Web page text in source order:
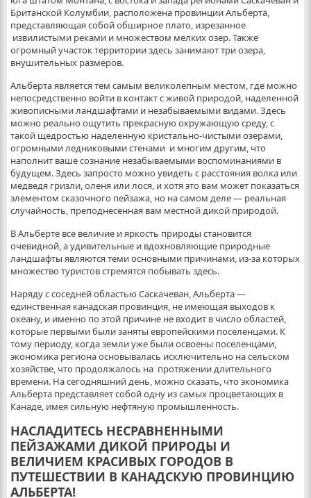
Британской Колумбии, расположена провинции Альберта,
представляющая собой обширное плато, изрезанное
извилистыми реками и множеством мелких озер. Также
огромный участок территории здесь занимают три озера,
внушительных размеров.
Альберта является тем самым великолепным местом, где можно
непосредственно войти в контакт с живой природой, наделенной
живописными ландшафтами и незабываемыми видами. Здесь
можно реально ощутить прекрасную окружающую среду, с
такой щедростью наделенную кристально-чистыми озерами,
огромными ледниковыми стенами и многим другим, что
наполнит ваше сознание незабываемыми воспоминаниями в
будущем. Здесь запросто можно увидеть с расстояния волка или
медведя гризли, оленя или лося, и хотя это вам может показаться
элементом сказочного пейзажа, но на самом деле — реальная
случайность, преподнесенная вам местной дикой природой.
В Альберте все величие и яркость природы становится
очевидной, а удивительные и вдохновляющие природные
ландшафты являются теми основными причинами, из-за которых
множество туристов стремятся побывать здесь.
Наряду с соседней областью Саскачеван, Альберта —
единственная канадская провинция, не имеющая выходов к
океану, и именно по этой причине не входит в число областей,
которые первыми были заняты европейскими поселенцами. К
тому периоду, когда земли уже были освоены поселенцами,
экономика региона основывалась исключительно на сельском
хозяйстве, что продолжалось на протяжении длительного
времени. На сегодняшний день, можно сказать, что экономика
Альберта представляет собой одну из самых процветающих в
Канаде, имея сильную нефтяную промышленность.
НАСЛАДИТЕСЬ НЕСРАВНЕННЫМИ
ПЕЙЗАЖАМИ ДИКОЙ ПРИРОДЫ И
ВЕЛИЧИЕМ КРАСИВЫХ ГОРОДОВ В
ПУТЕШЕСТВИИ В КАНАДСКУЮ ПРОВИНЦИЮ
АЛЬБЕРТА!